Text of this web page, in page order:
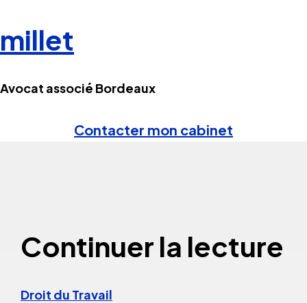
millet
Avocat associé Bordeaux
Contacter mon cabinet
Continuer la lecture
Droit du Travail